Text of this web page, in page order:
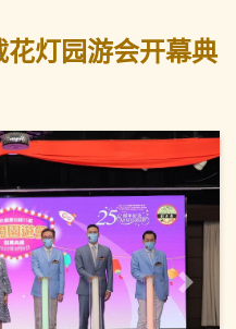
灯园游会开幕典
下一页